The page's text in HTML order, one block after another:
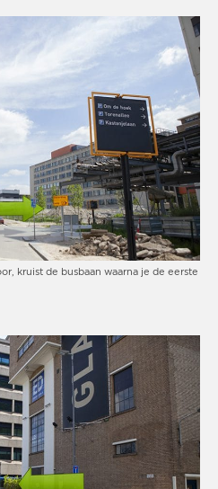
kruist de busbaan waarna je de eerste